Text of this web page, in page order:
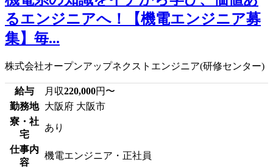
るエンジニアへ！【機電エンジニア募
集】毎...
株式会社オープンアップネクストエンジニア(研修センター)
給与 月収220,000円〜
勤務地 大阪府 大阪市
寮・社
宅
あり
仕事内
容
機電エンジニア・正社員